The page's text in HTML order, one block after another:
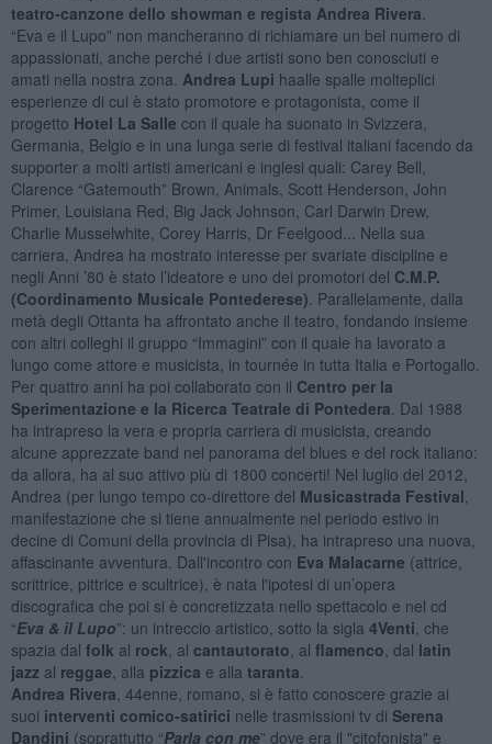
teatro-canzone dello showman e regista Andrea Rivera
“Eva e il Lupo” non mancheranno di richiamare un bel numero di
appassionati, anche perché i due artisti sono ben conosciuti e
amati nella nostra zona. Andrea Lupi haalle spalle molteplici
esperienze di cui è stato promotore e protagonista, come il
progetto Hotel La Salle con il quale ha suonato in Svizzera,
Germania, Belgio e in una lunga serie di festival italiani facendo da
supporter a molti artisti americani e inglesi quali: Carey Bell,
Clarence “Gatemouth” Brown, Animals, Scott Henderson, John
Primer, Louisiana Red, Big Jack Johnson, Carl Darwin Drew,
Charlie Musselwhite, Corey Harris, Dr Feelgood... Nella sua
carriera, Andrea ha mostrato interesse per svariate discipline e
negli Anni ’80 è stato l’ideatore e uno dei promotori del C.M.P.
(Coordinamento Musicale Pontederese) . Parallelamente, dalla
metà degli Ottanta ha affrontato anche il teatro, fondando insieme
con altri colleghi il gruppo “Immagini” con il quale ha lavorato a
lungo come attore e musicista, in tournée in tutta Italia e Portogallo.
Per quattro anni ha poi collaborato con il Centro per la
Sperimentazione e la Ricerca Teatrale di Pontedera . Dal 1988
ha intrapreso la vera e propria carriera di musicista, creando
alcune apprezzate band nel panorama del blues e del rock italiano:
da allora, ha al suo attivo più di 1800 concerti! Nel luglio del 2012,
Andrea (per lungo tempo co-direttore del Musicastrada Festival
manifestazione che si tiene annualmente nel periodo estivo in
decine di Comuni della provincia di Pisa), ha intrapreso una nuova,
affascinante avventura. Dall'incontro con Eva Malacarne (attrice,
scrittrice, pittrice e scultrice), è nata l'ipotesi di un’opera
discografica che poi si è concretizzata nello spettacolo e nel cd
“Eva & il Lupo”: un intreccio artistico, sotto la sigla 4Venti , che
spazia dal folk al rock , al cantautorato , al flamenco , dal latin
jazz al reggae , alla pizzica e alla taranta
Andrea Rivera , 44enne, romano, si è fatto conoscere grazie ai
suoi interventi comico-satirici nelle trasmissioni tv di Serena
Dandini (soprattutto “Parla con me” dove era il "citofonista" e